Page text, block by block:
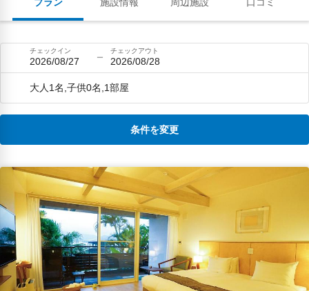
トランで、朝は和食、洋食から選
頂きましたが、豪華で大満足でし
た。 洋食で食べ切ることができな
ち帰りしたいと厚かましくお願いし
ても、きちんと包んでくださり、持
ち帰りさせていただけました。 お部
屋の設備も整っていて、最低限の荷
物だけあれば、快適にすごせると思
遊べました。 来年もまた行きたい！
チェックイン
2026/08/27
チェックアウト
2026/08/28
大人1名,子供0名,1部屋
条件を変更